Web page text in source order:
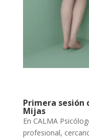
Primera sesión
Mijas
En CALMA
profesional,